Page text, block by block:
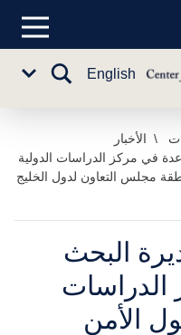
القائمة
English
تبديل
الأخبار
في مركز الدراسات الدولية
مجلس التعاون لدول الخليج
البحث
الأمن